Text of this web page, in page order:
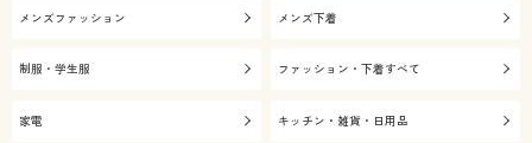
メンズファッション メンズ下着
制服・学生服 ファッション・下着すべて
家電 キッチン・雑貨・日用品